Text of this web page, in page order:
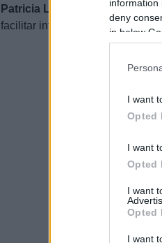
information
deny
in below
I want
Opted
I want
Opted
I want
Opted
I want
Patricia López
, contactó con
facilitar información.